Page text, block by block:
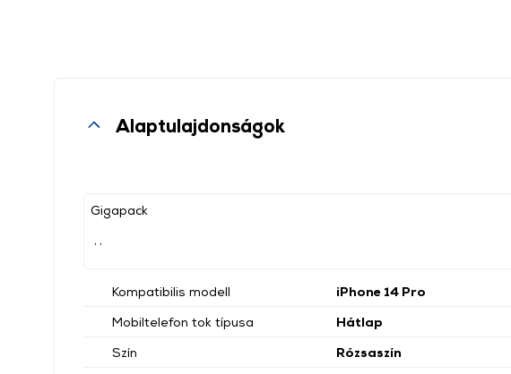
Alaptulajdonságok
Gigapack
Kompatibilis modell
iPhone 14 Pro
Mobiltelefon tok típusa
Hátlap
Szín
Rózsaszín